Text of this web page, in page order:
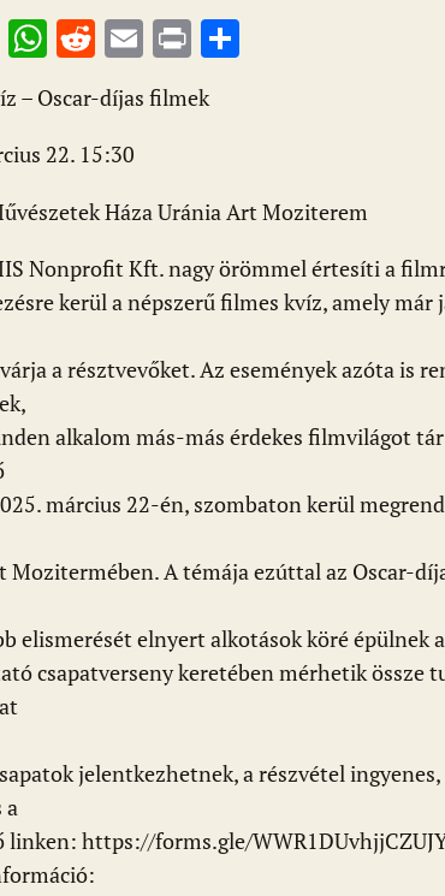
Vi
b
er
W
h
at
s
p
p
R
e
d
di
t
E
m
ai
Pr
in
t
g
– Oscar-díjas filmek
22. 15:30
Háza Uránia Art Moziterem
Nonprofit Kft. nagy örömmel értesíti a
kerül a népszerű filmes kvíz, amely
a résztvevőket. Az események azóta is
alkalom más-más érdekes filmvilágot
március 22-én, szombaton kerül
Mozitermében. A témája ezúttal az Oscar-
elismerését elnyert alkotások köré épülnek
csapatverseny keretében mérhetik össze
jelentkezhetnek, a részvétel
a
linken: https://forms.gle/